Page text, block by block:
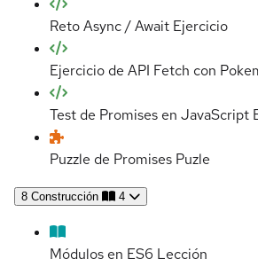
Reto Async / Await Ejercicio
Ejercicio de API Fetch con
Test de Promises en JavaScript
Puzzle de Promises Puzle
8 Construcción 4
Módulos en ES6 Lección